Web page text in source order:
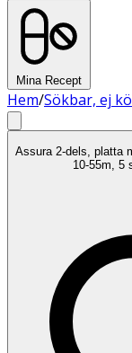
Mina Recept
Hem/Sökbar, ej
Assura 2-dels, platta
10-55m, 5